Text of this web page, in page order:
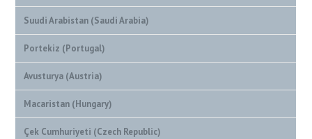
Suudi Arabistan (Saudi Arabia)
Portekiz (Portugal)
Avusturya (Austria)
Macaristan (Hungary)
Çek Cumhuriyeti (Czech Republic)